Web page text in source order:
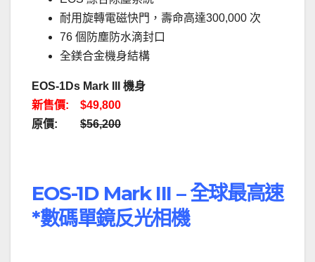
耐用旋轉電磁快門，壽命高達300,000 次
76 個防塵防水滴封口
全鎂合金機身結構
EOS-1Ds Mark III 機身
新售價: $49,800
原價: $56,200
EOS-1D Mark III – 全球最高速
*數碼單鏡反光相機